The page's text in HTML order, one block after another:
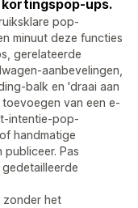
kortingspop-ups.
pop-
minuut deze functies
gerelateerde
aanbevelingen,
balk en 'draai aan
van een e-
intentie-pop-
handmatige
Pas
zonder het